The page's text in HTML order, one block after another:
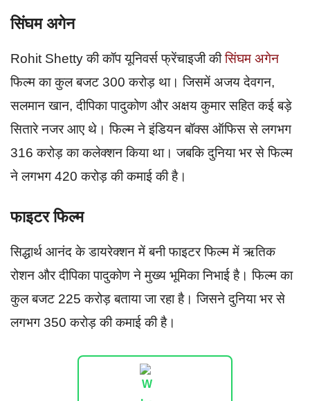
सिंघम अगेन
Rohit Shetty की कॉप यूनिवर्स फ्रेंचाइजी कीसिंघम अगेन
फिल्म का कुल बजट 300 करोड़ था। जिसमें अजय देवगन,
सलमान खान, दीपिका पादुकोण और अक्षय कुमार सहित कई बड़े
सितारे नजर आए थे। फिल्म ने इंडियन बॉक्स ऑफिस से लगभग
316 करोड़ का कलेक्शन किया था। जबकि दुनिया भर से फिल्म
ने लगभग 420 करोड़ की कमाई की है।
फाइटर फिल्म
सिद्धार्थ आनंद के डायरेक्शन में बनी फाइटर फिल्म में ऋतिक
रोशन और दीपिका पादुकोण ने मुख्य भूमिका निभाई है। फिल्म का
कुल बजट 225 करोड़ बताया जा रहा है। जिसने दुनिया भर से
लगभग 350 करोड़ की कमाई की है।